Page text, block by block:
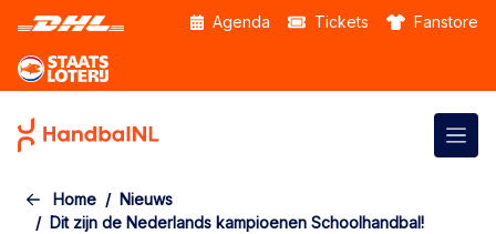
Skip to the main content Agenda Tickets Fanstore
Home
Nieuws
Dit zijn de Nederlands kampioenen Schoolhandbal!